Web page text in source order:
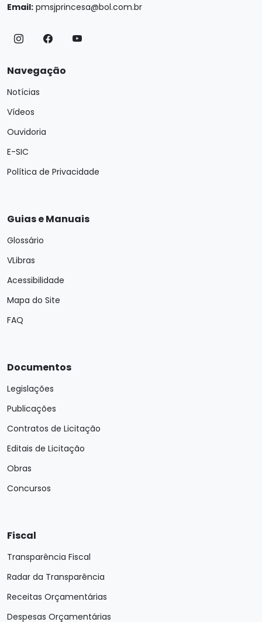
Email: pmsjprincesa@bol.com.br
Navegação
Notícias
Vídeos
Ouvidoria
E-SIC
Política de Privacidade
Guias e Manuais
Glossário
VLibras
Acessibilidade
Mapa do Site
FAQ
Documentos
Legislações
Publicações
Contratos de Licitação
Editais de Licitação
Obras
Concursos
Fiscal
Transparência Fiscal
Radar da Transparência
Receitas Orçamentárias
Despesas Orçamentárias